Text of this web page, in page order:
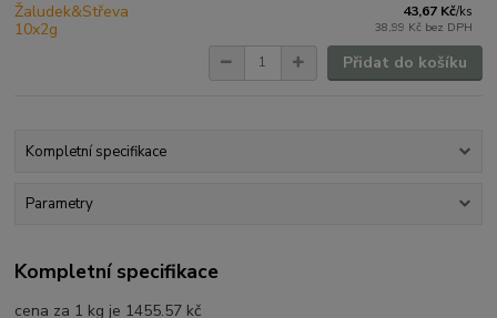
43,67 Kč/ks
38,99 Kč bez DPH
Přidat do košíku
Kompletní specifikace
Parametry
Kompletní specifikace
cena za 1 kg je 1455.57 kč